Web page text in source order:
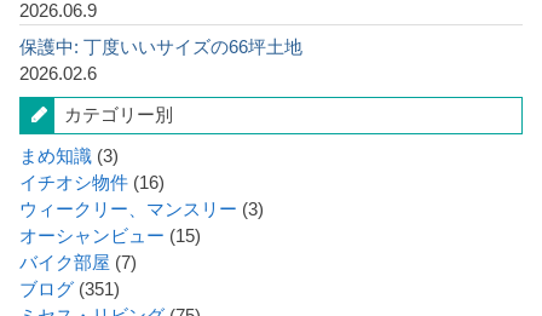
2026.06.9
保護中: 丁度いいサイズの66坪土地
2026.02.6
カテゴリー別
まめ知識 (3)
イチオシ物件 (16)
ウィークリー、マンスリー (3)
オーシャンビュー (15)
バイク部屋 (7)
ブログ (351)